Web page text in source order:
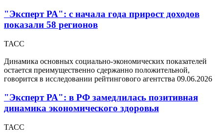
"Эксперт РА": с начала года прирост доходов
показали 58 регионов
ТАСС
Динамика основных социально-экономических показателей
остается преимущественно сдержанно положительной,
говорится в исследовании рейтингового агентства 09.06.2026
"Эксперт РА": в РФ замедлилась позитивная
динамика экономического здоровья
ТАСС